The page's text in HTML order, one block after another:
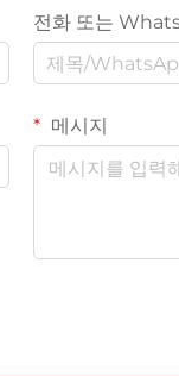
전화 또는
메시지